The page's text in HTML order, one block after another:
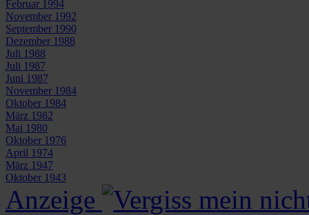
Februar 1994
November 1992
September 1990
Dezember 1988
Juli 1988
Juli 1987
Juni 1987
November 1984
Oktober 1984
März 1982
Mai 1980
Oktober 1976
April 1974
März 1947
Oktober 1943
Anzeige